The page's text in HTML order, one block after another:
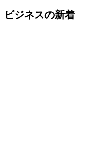
ビジネスの新着